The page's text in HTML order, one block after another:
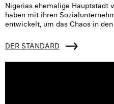
Nigerias ehemalige Hauptstadt
haben mit ihren
entwickelt, um das Chaos in
DER STANDARD